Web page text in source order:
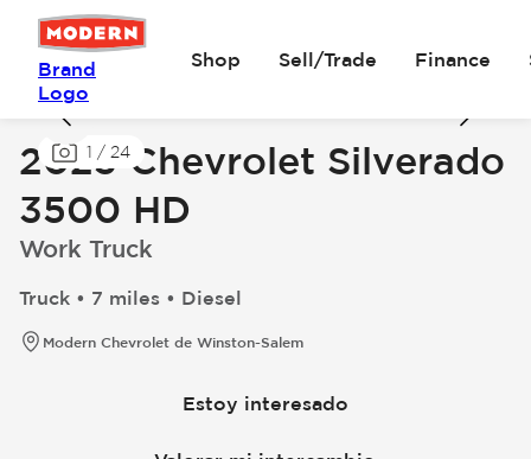
Brand
Logo
Shop Sell/Trade Finance
1 / 24
2025 Chevrolet Silverado
3500 HD
Work Truck
Truck • 7 miles • Diesel
Modern Chevrolet de Winston-Salem
Estoy interesado